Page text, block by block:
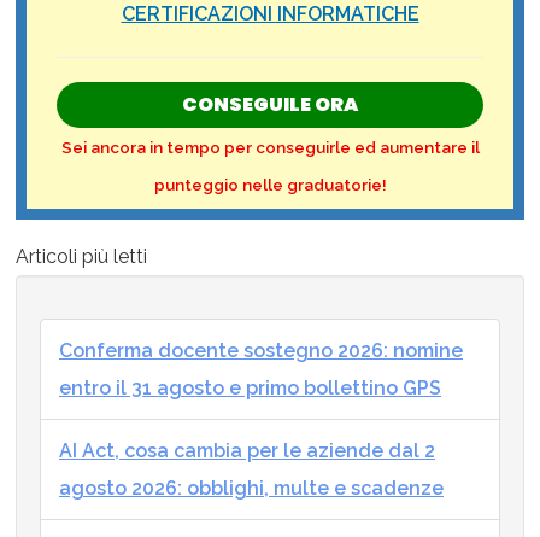
CERTIFICAZIONI INFORMATICHE
CONSEGUILE ORA
Sei ancora in tempo per conseguirle ed aumentare il
punteggio nelle graduatorie!
Articoli più letti
Conferma docente sostegno 2026: nomine
entro il 31 agosto e primo bollettino GPS
AI Act, cosa cambia per le aziende dal 2
agosto 2026: obblighi, multe e scadenze